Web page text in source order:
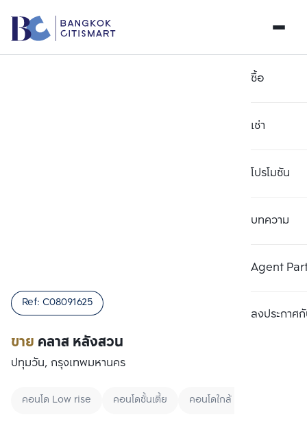
ซื้อ
เช่า
โปรโมชัน
บทความ
Agent
ลงประกาศกั
ขาย คลาส หลังสวน
Ref: C08091625
ปทุมวัน, กรุงเทพมหานคร
คอนโด Low rise คอนโดชั้นเตี้ย คอนโดใกล้ BTS
เปรียบเทียบ